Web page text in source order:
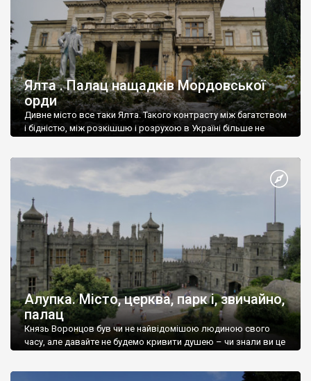
Ялта . Палац нащадків Мордовської
орди
Дивне місто все таки Ялта. Такого контрасту між багатством
і бідністю, між розкішшю і розрухою в Україні більше не
Алупка. Місто, церква, парк і, звичайно,
палац
Князь Воронцов був чи не найвідомішою людиною свого
часу, але давайте не будемо кривити душею – чи знали ви це